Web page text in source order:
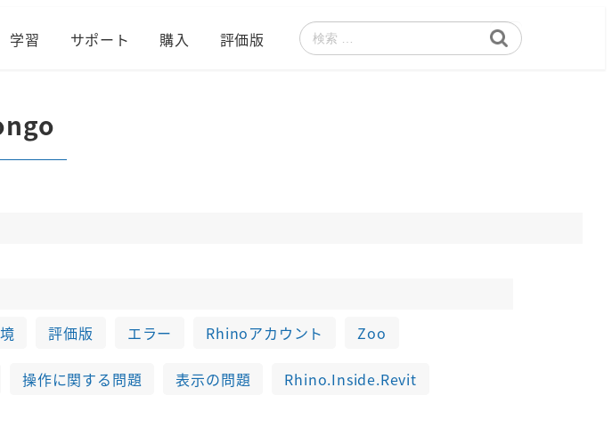
学習 サポート 購入 評価版
検
評価版 エラー Rhinoアカウント Zoo
操作に関する問題 表示の問題 Rhino.Inside.Revit